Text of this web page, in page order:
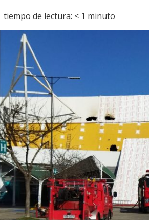
tiempo de lectura: < 1 minuto